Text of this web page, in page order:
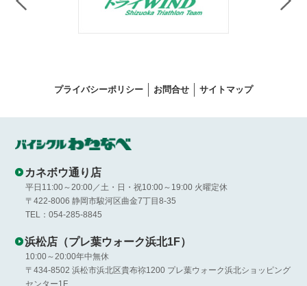
プライバシーポリシー お問合せ サイトマップ
カネボウ通り店
平日11:00～20:00／土・日・祝10:00～19:00 火曜定休
〒422-8006 静岡市駿河区曲金7丁目8-35
TEL：054-285-8845
浜松店（プレ葉ウォーク浜北1F）
10:00～20:00年中無休
〒434-8502 浜松市浜北区貴布祢1200 プレ葉ウォーク浜北ショッピング
センター1F